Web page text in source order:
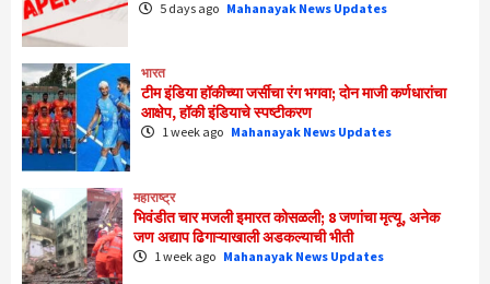
5 days ago Mahanayak News Updates
भारत
टीम इंडिया हॉकीच्या जर्सीचा रंग भगवा; दोन माजी कर्णधारांचा
आक्षेप, हॉकी इंडियाचे स्पष्टीकरण
1 week ago Mahanayak News Updates
महाराष्ट्र
भिवंडीत चार मजली इमारत कोसळली; 8 जणांचा मृत्यू, अनेक
जण अद्याप ढिगाऱ्याखाली अडकल्याची भीती
1 week ago Mahanayak News Updates